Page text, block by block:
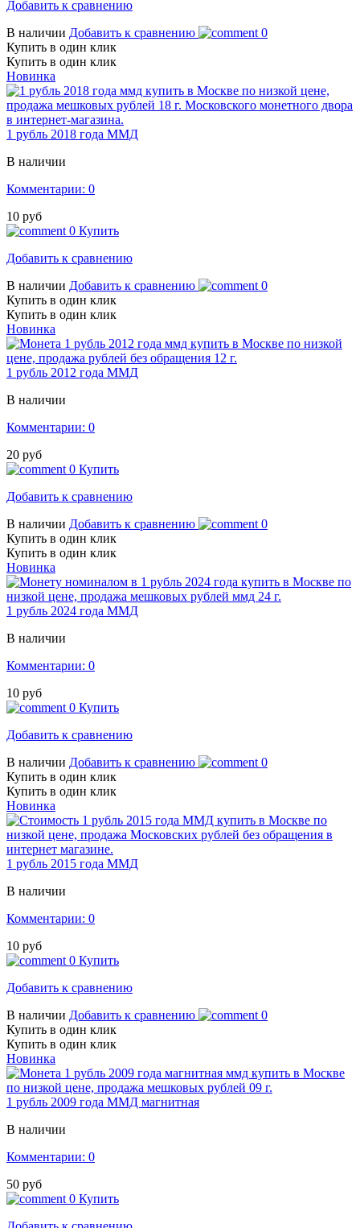
Добавить к сравнению
В наличии Добавить к сравнению
0
Купить в один клик
Купить в один клик
Новинка
1 рубль 2018 года ММД
В наличии
Комментарии: 0
10 руб
0 Купить
Добавить к сравнению
В наличии Добавить к сравнению
0
Купить в один клик
Купить в один клик
Новинка
1 рубль 2012 года ММД
В наличии
Комментарии: 0
20 руб
0 Купить
Добавить к сравнению
В наличии Добавить к сравнению
0
Купить в один клик
Купить в один клик
Новинка
1 рубль 2024 года ММД
В наличии
Комментарии: 0
10 руб
0 Купить
Добавить к сравнению
В наличии Добавить к сравнению
0
Купить в один клик
Купить в один клик
Новинка
1 рубль 2015 года ММД
В наличии
Комментарии: 0
10 руб
0 Купить
Добавить к сравнению
В наличии Добавить к сравнению
0
Купить в один клик
Купить в один клик
Новинка
1 рубль 2009 года ММД магнитная
В наличии
Комментарии: 0
50 руб
0 Купить